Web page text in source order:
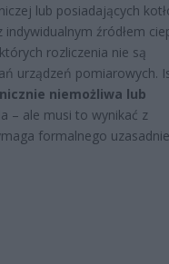
lub posiadających
źródłem
rozliczenia nie są
urządzeń pomiarowych.
niemożliwa lub
– ale musi to wynikać z
formalnego